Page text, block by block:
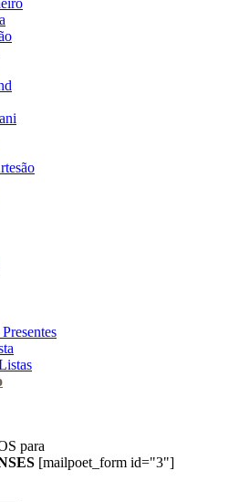
para
[mailpoet_form id="3"]